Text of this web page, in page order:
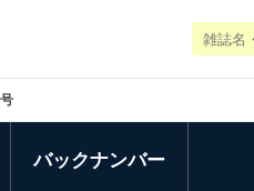
バックナンバー